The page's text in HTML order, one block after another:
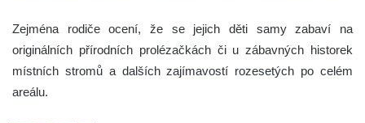
Zejména rodiče ocení, že se jejich děti samy zabaví na
originálních přírodních prolézačkách či u zábavných historek
místních stromů a dalších zajímavostí rozesetých po celém
areálu.